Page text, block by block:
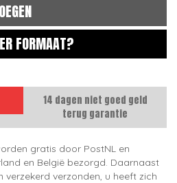
FORMAAT?
14 dagen niet goed geld
terug garantie
gratis door PostNL en
en België bezorgd. Daarnaast
verzonden, u heeft zich